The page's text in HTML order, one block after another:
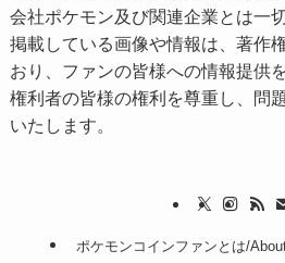
会社ポケモン及び関連企業とは一
掲載している画像や情報は、著作
おり、ファンの皆様への情報提供
権利者の皆様の権利を尊重し、問
いたします。
ポケモンコインファンとは/